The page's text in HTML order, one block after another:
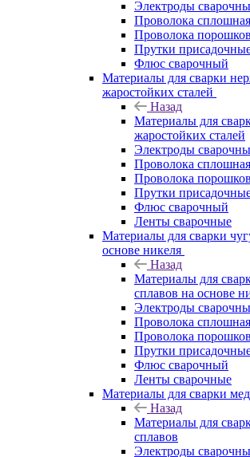
Электроды
Проволока сплошная
Проволока
Прутки
Флюс сварочный
Материалы для сварки
жаростойких сталей
Назад
Материалы для
жаростойких сталей
Электроды
Проволока сплошная
Проволока
Прутки
Флюс сварочный
Ленты сварочные
Материалы для сварки
основе никеля
Назад
Материалы для
сплавов на основе
Электроды
Проволока сплошная
Проволока
Прутки
Флюс сварочный
Ленты сварочные
Материалы для сварки
Назад
Материалы для
сплавов
Электроды